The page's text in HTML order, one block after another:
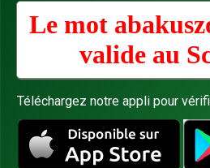
Le mot
valide au
Téléchargez notre appli pour